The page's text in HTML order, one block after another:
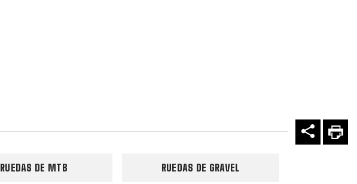
RUEDAS DE MTB RUEDAS DE GRAVEL